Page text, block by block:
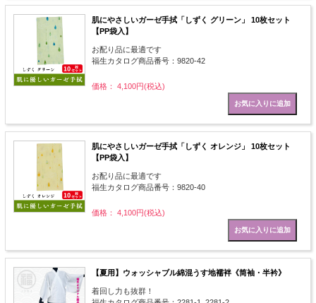
肌にやさしいガーゼ手拭「しずく グリーン」 10枚セット
【PP袋入】
お配り品に最適です
福生カタログ商品番号：9820-42
価格： 4,100円(税込)
肌にやさしいガーゼ手拭「しずく オレンジ」 10枚セット
【PP袋入】
お配り品に最適です
福生カタログ商品番号：9820-40
価格： 4,100円(税込)
【夏用】ウォッシャブル綿混うす地襦袢《筒袖・半衿》
着回し力も抜群！